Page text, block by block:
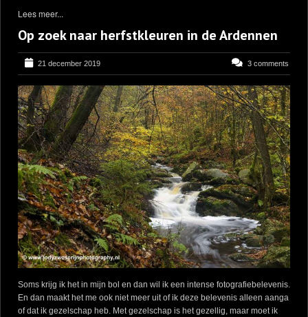
Lees meer...
Op zoek naar herfstkleuren in de Ardennen
21 december 2019 3 comments
Soms krijg ik het in mijn bol en dan wil ik een intense fotografiebelevenis.
En dan maakt het me ook niet meer uit of ik deze belevenis alleen aanga
of dat ik gezelschap heb. Met gezelschap is het gezellig, maar moet ik